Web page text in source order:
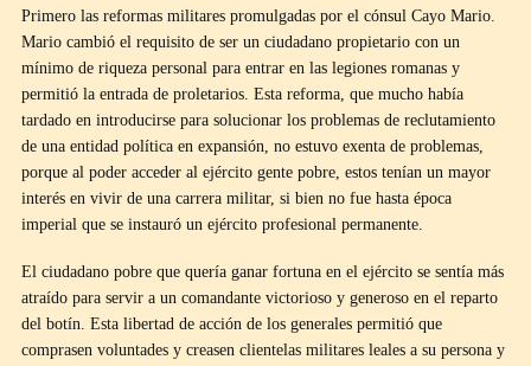
Primero las reformas militares promulgadas por el cónsul Cayo Mario.
Mario cambió el requisito de ser un ciudadano propietario con un
mínimo de riqueza personal para entrar en las legiones romanas y
permitió la entrada de proletarios. Esta reforma, que mucho había
tardado en introducirse para solucionar los problemas de reclutamiento
de una entidad política en expansión, no estuvo exenta de problemas,
porque al poder acceder al ejército gente pobre, estos tenían un mayor
interés en vivir de una carrera militar, si bien no fue hasta época
imperial que se instauró un ejército profesional permanente.
El ciudadano pobre que quería ganar fortuna en el ejército se sentía más
atraído para servir a un comandante victorioso y generoso en el reparto
del botín. Esta libertad de acción de los generales permitió que
comprasen voluntades y creasen clientelas militares leales a su persona y